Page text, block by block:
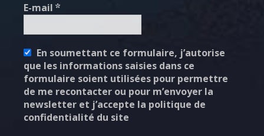
E-mail *
En soumettant ce formulaire, j’autorise
que les informations saisies dans ce
formulaire soient utilisées pour permettre
de me recontacter ou pour m’envoyer la
newsletter et j’accepte la politique de
confidentialité du site